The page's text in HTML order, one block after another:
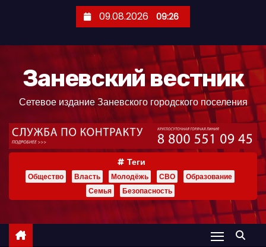
ж
09.08.2026 09:26
Заневский вестник
Сетевое издание Заневского городского поселения
Теги
Общество Власть Молодёжь СВО
Образование
Семья
Безопасность